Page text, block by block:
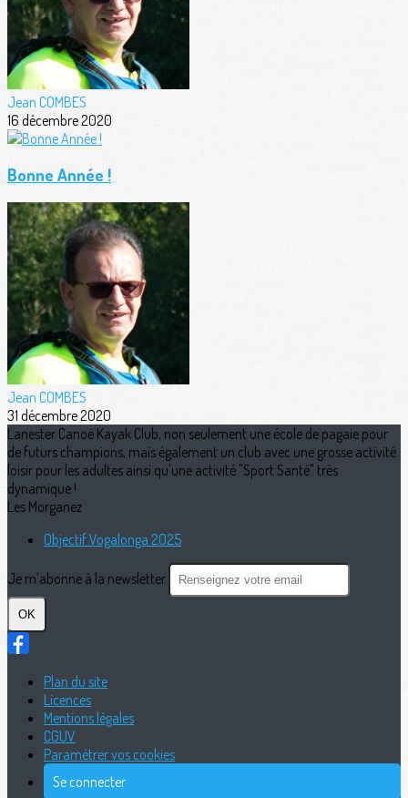
Jean COMBES
16 décembre 2020
Bonne Année !
Jean COMBES
31 décembre 2020
Lanester Canoë Kayak Club, non seulement une école de pagaie pour
de futurs champions, mais également un club avec une grosse activité
loisir pour les adultes ainsi qu'une activité "Sport Santé" très
dynamique !
Les Morganez
Objectif Vogalonga 2025
Je m'abonne à la newsletter
OK
Plan du site
Licences
Mentions légales
CGUV
Paramétrer vos cookies
Se connecter